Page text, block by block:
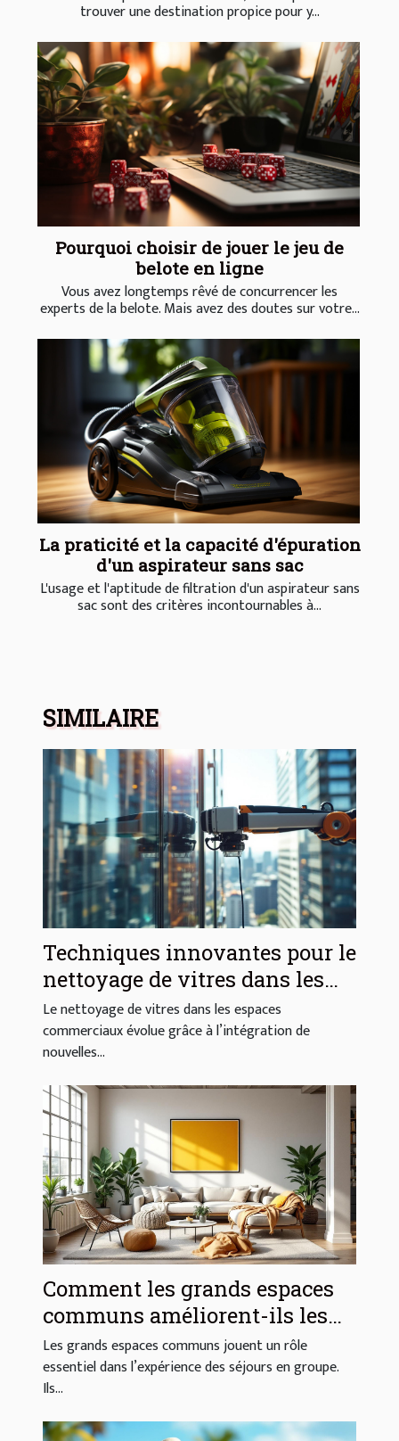
trouver une destination propice pour y...
Pourquoi choisir de jouer le jeu de
belote en ligne
Vous avez longtemps rêvé de concurrencer les
experts de la belote. Mais avez des doutes sur votre...
La praticité et la capacité d'épuration
d'un aspirateur sans sac
L'usage et l'aptitude de filtration d'un aspirateur sans
sac sont des critères incontournables à...
SIMILAIRE
Techniques innovantes pour le
nettoyage de vitres dans les
espaces commerciaux
Le nettoyage de vitres dans les espaces
commerciaux évolue grâce à l’intégration de
nouvelles...
Comment les grands espaces
communs améliorent-ils les
séjours en groupe ?
Les grands espaces communs jouent un rôle
essentiel dans l’expérience des séjours en groupe.
Ils...